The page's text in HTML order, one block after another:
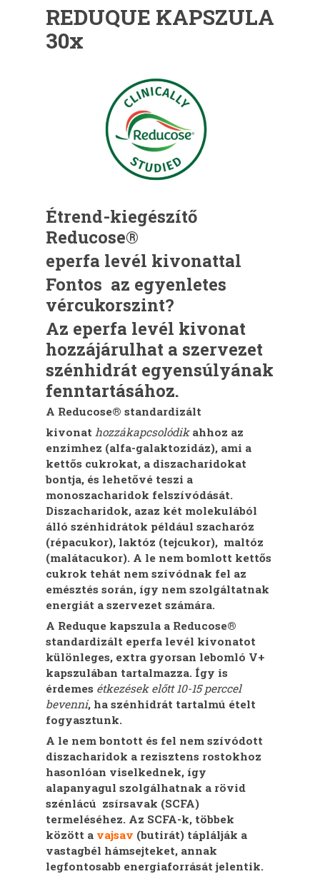
REDUQUE KAPSZULA
30x
Étrend-kiegészítő
Reducose®
eperfa levél kivonattal
Fontos az egyenletes
vércukorszint?
Az eperfa levél kivonat
hozzájárulhat a szervezet
szénhidrát egyensúlyának
fenntartásához.
A Reducose® standardizált
kivonat hozzákapcsolódikahhoz az
enzimhez (alfa-galaktozidáz), ami a
kettős cukrokat, a diszacharidokat
bontja, és lehetővé teszi a
monoszacharidok felszívódását.
Diszacharidok, azaz két molekulából
álló szénhidrátok például szacharóz
(répacukor), laktóz (tejcukor), maltóz
(malátacukor). A le nem bomlott kettős
cukrok tehát nem szívódnak fel az
emésztés során, így nem szolgáltatnak
energiát a szervezet számára.
A Reduque kapszula a Reducose®
standardizált eperfa levél kivonatot
különleges, extra gyorsan lebomló V+
kapszulában tartalmazza. Így is
érdemes étkezések előtt 10-15 perccel
bevenni, ha szénhidrát tartalmú ételt
fogyasztunk.
A le nem bontott és fel nem szívódott
diszacharidok a rezisztens rostokhoz
hasonlóan viselkednek, így
alapanyagul szolgálhatnak a rövid
szénlácú zsírsavak (SCFA)
termeléséhez. Az SCFA-k, többek
között a vajsav (butirát) táplálják a
vastagbél hámsejteket, annak
legfontosabb energiaforrását jelentik.